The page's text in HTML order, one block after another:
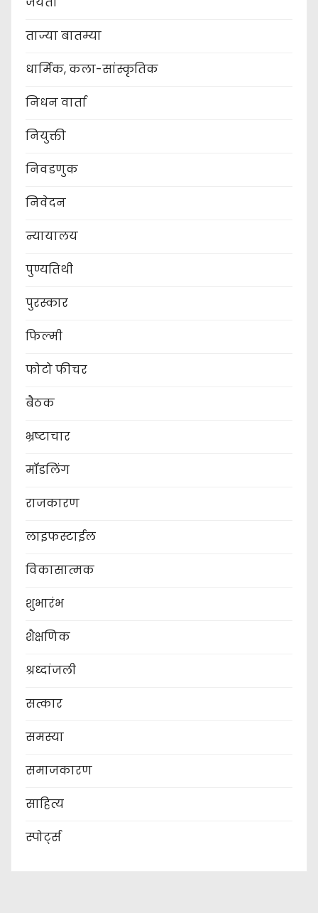
ताज्या बातम्या
धार्मिक, कला-सांस्कृतिक
निधन वार्ता
नियुक्ती
निवडणुक
निवेदन
न्यायालय
पुण्यतिथी
पुरस्कार
फिल्मी
फोटो फीचर
बैठक
भ्रष्टाचार
मॉडलिंग
राजकारण
लाइफस्टाईल
विकासात्मक
शुभारंभ
शैक्षणिक
श्रध्दांजली
सत्कार
समस्या
समाजकारण
साहित्य
स्पोर्ट्स